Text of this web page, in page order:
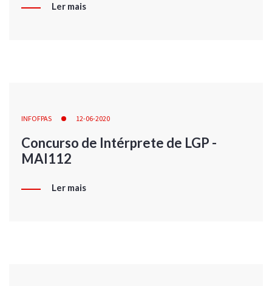
Ler mais
INFOFPAS 12-06-2020
Concurso de Intérprete de LGP -
MAI112
Ler mais